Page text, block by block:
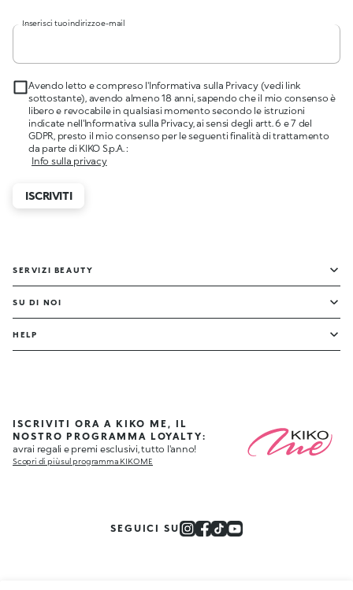
Inserisci tuo indirizzo e-mail
Avendo letto e compreso l'Informativa sulla Privacy (vedi link
sottostante), avendo almeno 18 anni, sapendo che il mio consenso è
libero e revocabile in qualsiasi momento secondo le istruzioni
indicate nell'Informativa sulla Privacy, ai sensi degli artt. 6 e 7 del
GDPR, presto il mio consenso per le seguenti finalità di trattamento
da parte di KIKO S.p.A. :
Info sulla privacy
ISCRIVITI
SERVIZI BEAUTY
SU DI NOI
HELP
ISCRIVITI ORA A KIKO ME, IL
NOSTRO PROGRAMMA LOYALTY:
avrai regali e premi esclusivi, tutto l'anno!
Scopri di più sul programma KIKO ME
SEGUICI SU